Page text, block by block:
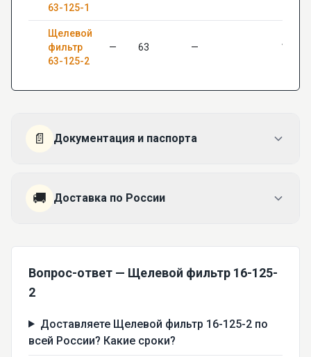
63-125-1
Щелевой
фильтр
63-125-2
— 63 —
📄 Документация и паспорта
🚚 Доставка по России
Вопрос-ответ — Щелевой фильтр 16-125-
2
Доставляете Щелевой фильтр 16-125-2 по
всей России? Какие сроки?